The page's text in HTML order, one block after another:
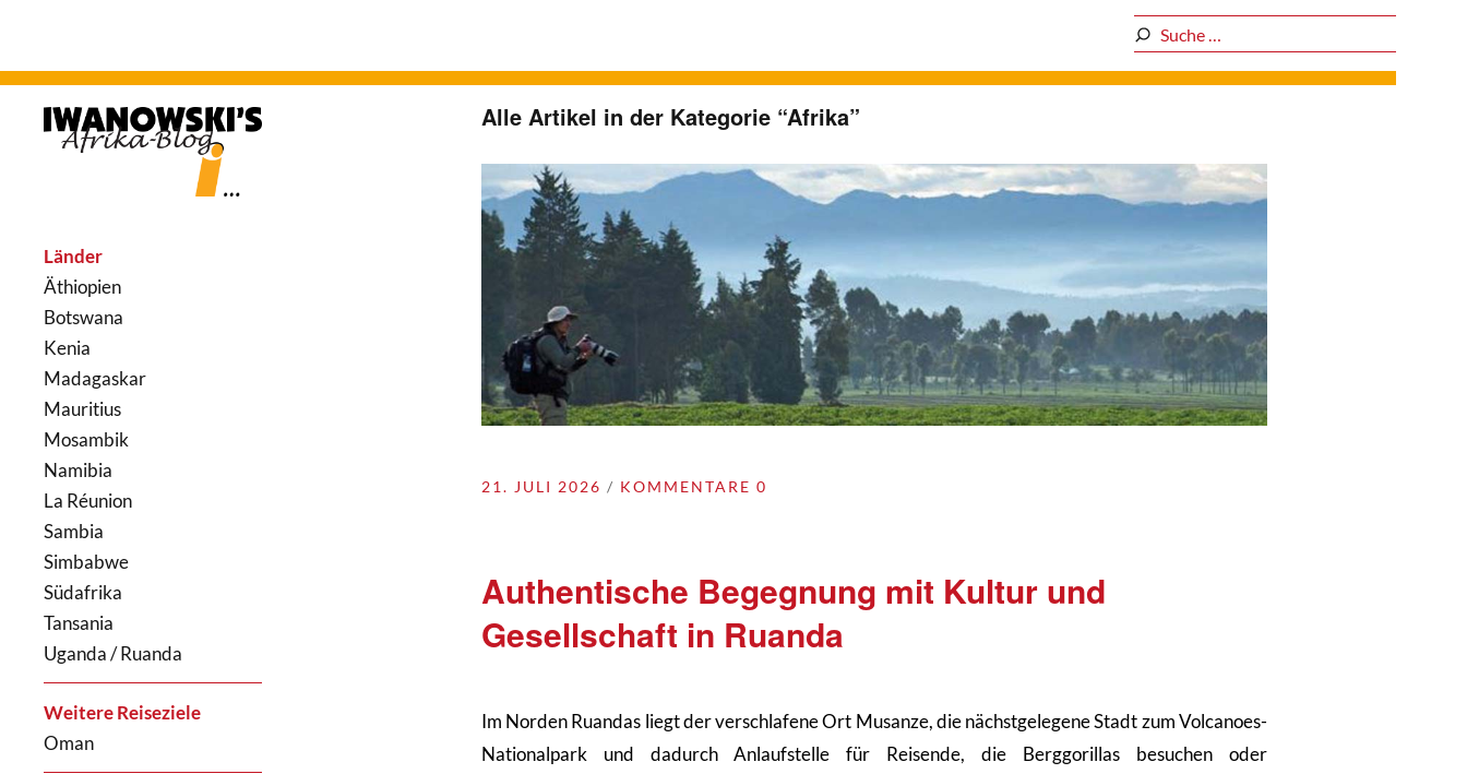
Länder
Äthiopien
Botswana
Kenia
Madagaskar
Mauritius
Mosambik
Namibia
La Réunion
Sambia
Simbabwe
Südafrika
Tansania
Uganda / Ruanda
Weitere Reiseziele
Oman
Alle Artikel in der Kategorie “Afrika”
21. JULI 2026 KOMMENTARE 0
Authentische Begegnung mit Kultur und
Gesellschaft in Ruanda
Im Norden Ruandas liegt der verschlafene Ort Musanze, die nächstgelegene Stadt zum Volcanoes-
Nationalpark und dadurch Anlaufstelle für Reisende, die Berggorillas besuchen oder